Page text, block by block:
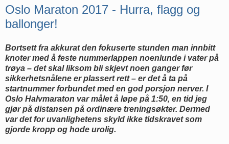
Oslo Maraton 2017 - Hurra, flagg og
ballonger!
Bortsett fra akkurat den fokuserte stunden man innbitt
knoter med å feste nummerlappen noenlunde i vater på
trøya – det skal liksom bli skjevt noen ganger før
sikkerhetsnålene er plassert rett – er det å ta på
startnummer forbundet med en god porsjon nerver. I
Oslo Halvmaraton var målet å løpe på 1:50, en tid jeg
gjør på distansen på ordinære treningsøkter. Dermed
var det for uvanlighetens skyld ikke tidskravet som
gjorde kropp og hode urolig.